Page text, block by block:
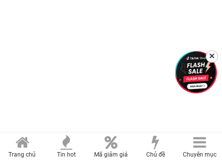
Trang chủ Tin hot Mã giảm giá Chủ đề Chuyên mục
✕